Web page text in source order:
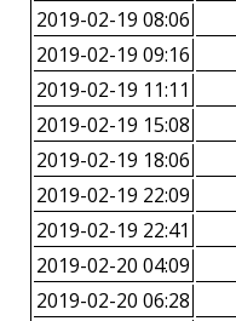
2019-02-19 08:06
2019-02-19 09:16
2019-02-19 11:11
2019-02-19 15:08
2019-02-19 18:06
2019-02-19 22:09
2019-02-19 22:41
2019-02-20 04:09
2019-02-20 06:28